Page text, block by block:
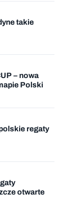
takie
– nowa
Polski
regaty
otwarte